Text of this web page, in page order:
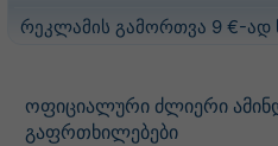
რეკლამის გამორთვა 9 €-ად
ოფიციალური ძლიერი
გაფრთხილებები